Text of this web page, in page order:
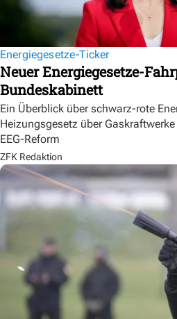
Energiegesetze-Ticker
Neuer Energiegesetze-
Bundeskabinett
Ein Überblick über schwarz-rote
Heizungsgesetz über
EEG-Reform
ZFK Redaktion